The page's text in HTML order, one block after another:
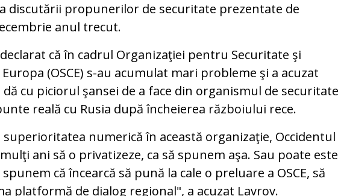
discutării propunerilor de securitate prezentate de
anul trecut.
că în cadrul Organizaţiei pentru Securitate şi
(OSCE) s-au acumulat mari probleme şi a acuzat
dă cu piciorul şansei de a face din organismul de securitate
reală cu Rusia după încheierea războiului rece.
numerică în această organizaţie, Occidentul
ani să o privatizeze, ca să spunem aşa. Sau poate este
că încearcă să pună la cale o preluare a OSCE, să
platformă de dialog regional", a acuzat Lavrov.